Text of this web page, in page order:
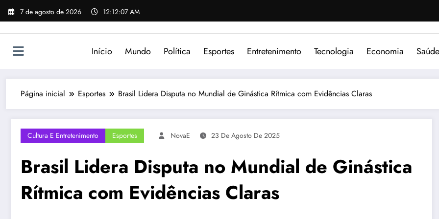
Pular
para
7 de agosto de 2026 12:12:07 AM
Início Mundo Política Esportes Entretenimento Tecnologia Economia Saúde
Página inicial Esportes Brasil Lidera Disputa no Mundial de Ginástica Rítmica com Evidências Claras
Cultura E Entretenimento Esportes NovaE 23 De Agosto De 2025
Brasil Lidera Disputa no Mundial de Ginástica
Rítmica com Evidências Claras